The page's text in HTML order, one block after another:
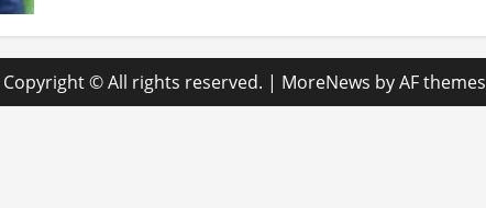
Islami
untuk
Anak
dengan
Pendidikan
Copyright © All rights reserved. | MoreNews by AF